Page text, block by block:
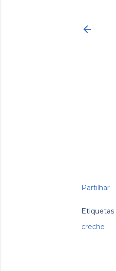
Partilhar
Etiquetas
creche